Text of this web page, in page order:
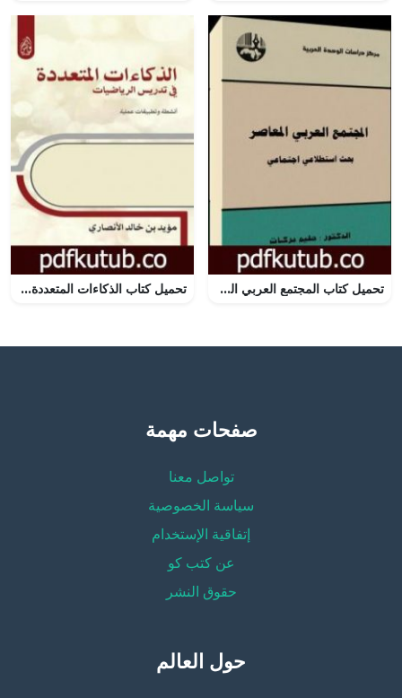
تحميل كتاب المجتمع العربي المعاصر : بحث استطلاعي اجتماعي PDF تأليف حليم بركات مجانا [كامل] تحميل كتاب الذكاءات المتعددة في تدريس الرياضيات أنشطة وتطبيقات عملية PDF تأليف مؤيد بن خالد الأنصاري مجانا [كامل]
صفحات مهمة
تواصل معنا
سياسة الخصوصية
إتفاقية الإستخدام
عن كتب كو
حقوق النشر
حول العالم